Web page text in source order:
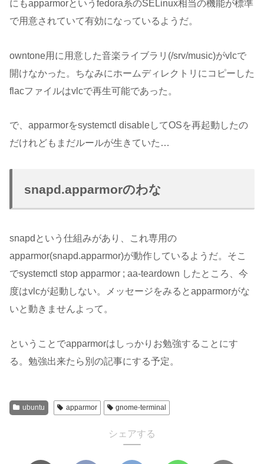
にもapparmorというfedora系のSELinux相当の機能が標準
で用意されていて有効になっているようだ。
owntone用に用意した音楽ライブラリ(/srv/music)がvlcで
開けなかった。ちなみにホームディレクトリにコピーした
flacファイルはvlcで再生可能であった。
で、apparmorをsystemctl disableしてOSを再起動したの
だけれどもまだルールが生きていた…
snapd.apparmorのわな
snapdという仕組みがあり、これ専用の
apparmor(snapd.apparmor)が動作しているようだ。そこ
でsystemctl stop apparmor ; aa-teardown したところ、今
度はvlcが起動しない。メッセージをみるとapparmorがな
いと動きませんよって。
ということでapparmorはしっかりお勉強することにす
る。勉強出来たら別の記事にする予定。
ubuntu apparmor gnome-terminal
シェアする